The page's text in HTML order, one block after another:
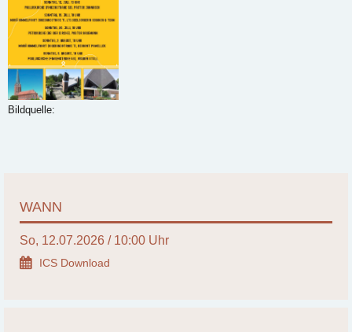
Bildquelle:
WANN
So, 12.07.2026 / 10:00 Uhr
ICS Download